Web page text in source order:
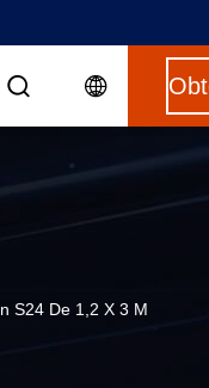
S24 De 1,2 X 3 M